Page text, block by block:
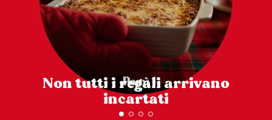
Non tutti i regali arrivano
incartati